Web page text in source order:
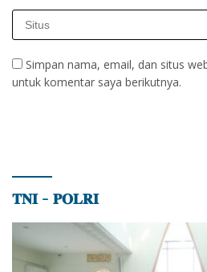
Simpan nama, email, dan situs
untuk komentar saya berikutnya.
𝐓𝐍𝐈 – 𝐏𝐎𝐋𝐑𝐈